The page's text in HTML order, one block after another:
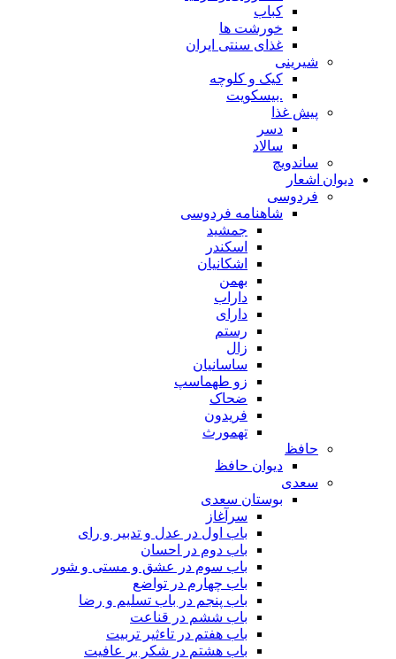
کباب
خورشت ها
غذای سنتی ایران
شیرینی
کیک و کلوچه
.بیسکویت
پیش غذا
دسر
سالاد
ساندویچ
دیوان اشعار
فردوسی
شاهنامه فردوسی
جمشید
اسکندر
اشکانیان
بهمن
داراب
دارای
رستم
زال
ساسانیان
زو طهماسپ‏
ضحاک
فریدون
تهمورث
حافظ
دیوان حافظ
سعدی
بوستان سعدی
سرآغاز
باب اول در عدل و تدبیر و رای
باب دوم در احسان
باب سوم در عشق و مستی و شور
باب چهارم در تواضع
باب پنجم در باب تسلیم و رضا
باب ششم در قناعت
باب هفتم در تاءثیر تربیت
باب هشتم در شکر بر عافیت